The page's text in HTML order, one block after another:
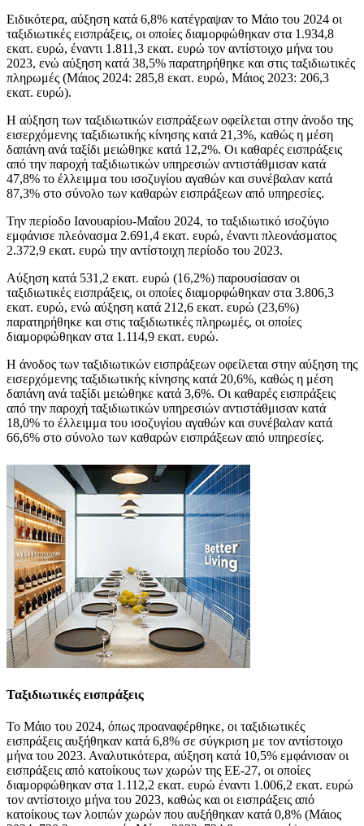
Ειδικότερα, αύξηση κατά 6,8% κατέγραψαν το Μάιο του 2024 οι
ταξιδιωτικές εισπράξεις, οι οποίες διαμορφώθηκαν στα 1.934,8
εκατ. ευρώ, έναντι 1.811,3 εκατ. ευρώ τον αντίστοιχο μήνα του
2023, ενώ αύξηση κατά 38,5% παρατηρήθηκε και στις ταξιδιωτικές
πληρωμές (Μάιος 2024: 285,8 εκατ. ευρώ, Μάιος 2023: 206,3
εκατ. ευρώ).
Η αύξηση των ταξιδιωτικών εισπράξεων οφείλεται στην άνοδο της
εισερχόμενης ταξιδιωτικής κίνησης κατά 21,3%, καθώς η μέση
δαπάνη ανά ταξίδι μειώθηκε κατά 12,2%. Οι καθαρές εισπράξεις
από την παροχή ταξιδιωτικών υπηρεσιών αντιστάθμισαν κατά
47,8% το έλλειμμα του ισοζυγίου αγαθών και συνέβαλαν κατά
87,3% στο σύνολο των καθαρών εισπράξεων από υπηρεσίες.
Την περίοδο Ιανουαρίου-Μαΐου 2024, το ταξιδιωτικό ισοζύγιο
εμφάνισε πλεόνασμα 2.691,4 εκατ. ευρώ, έναντι πλεονάσματος
2.372,9 εκατ. ευρώ την αντίστοιχη περίοδο του 2023.
Αύξηση κατά 531,2 εκατ. ευρώ (16,2%) παρουσίασαν οι
ταξιδιωτικές εισπράξεις, οι οποίες διαμορφώθηκαν στα 3.806,3
εκατ. ευρώ, ενώ αύξηση κατά 212,6 εκατ. ευρώ (23,6%)
παρατηρήθηκε και στις ταξιδιωτικές πληρωμές, οι οποίες
διαμορφώθηκαν στα 1.114,9 εκατ. ευρώ.
Η άνοδος των ταξιδιωτικών εισπράξεων οφείλεται στην αύξηση της
εισερχόμενης ταξιδιωτικής κίνησης κατά 20,6%, καθώς η μέση
δαπάνη ανά ταξίδι μειώθηκε κατά 3,6%. Οι καθαρές εισπράξεις
από την παροχή ταξιδιωτικών υπηρεσιών αντιστάθμισαν κατά
18,0% το έλλειμμα του ισοζυγίου αγαθών και συνέβαλαν κατά
66,6% στο σύνολο των καθαρών εισπράξεων από υπηρεσίες.
Ταξιδιωτικές εισπράξεις
Το Μάιο του 2024, όπως προαναφέρθηκε, οι ταξιδιωτικές
εισπράξεις αυξήθηκαν κατά 6,8% σε σύγκριση με τον αντίστοιχο
μήνα του 2023. Αναλυτικότερα, αύξηση κατά 10,5% εμφάνισαν οι
εισπράξεις από κατοίκους των χωρών της ΕΕ-27, οι οποίες
διαμορφώθηκαν στα 1.112,2 εκατ. ευρώ έναντι 1.006,2 εκατ. ευρώ
τον αντίστοιχο μήνα του 2023, καθώς και οι εισπράξεις από
κατοίκους των λοιπών χωρών που αυξήθηκαν κατά 0,8% (Μάιος